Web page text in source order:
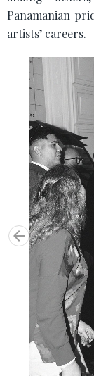
Panamanian
artists’ careers.